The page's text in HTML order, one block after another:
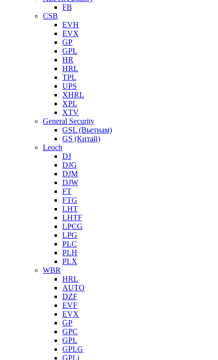
FB
CSB
EVH
EVX
GP
GPL
HR
HRL
TPL
UPS
XHRL
XPL
XTV
General Security
GSL (Вьетнам)
GS (Китай)
Leoch
DJ
DJG
DJM
DJW
FT
FTG
LHT
LHTF
LPCG
LPG
PLC
PLH
PLX
WBR
HRL
AUTO
DZF
EVF
EVX
GP
GPC
GPL
GPLG
GPLi